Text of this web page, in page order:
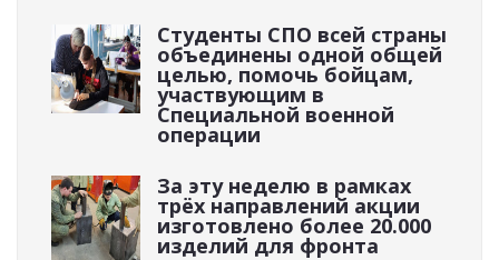
Студенты СПО всей страны
объединены одной общей
целью, помочь бойцам,
участвующим в
Специальной военной
операции
За эту неделю в рамках
трёх направлений акции
изготовлено более 20.000
изделий для фронта